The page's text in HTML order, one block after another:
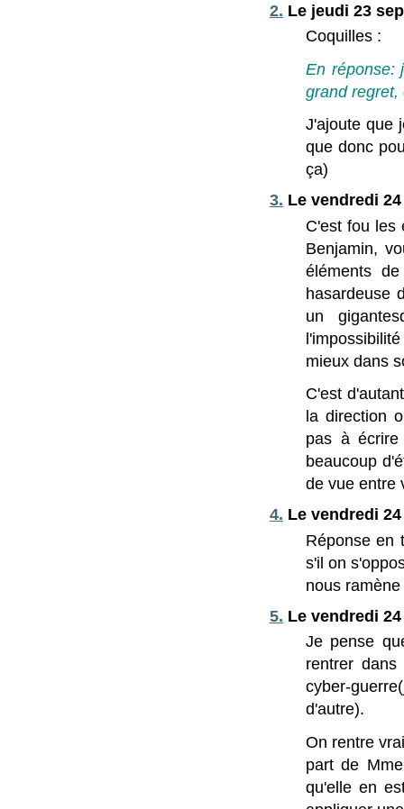
2. Le jeudi 23
Coquilles :
En réponse:
grand
J'ajoute que
que donc
ça)
3. Le vendredi
C'est fou les
Benjamin,
éléments
hasardeuse
un
mieux dans
C'est
la direction
pas à écrire
beaucoup
de vue entre
4. Le vendredi
Réponse en
s'il on
nous
5. Le vendredi
Je pense
rentrer
cyber-
d'autre).
On rentre
part de
qu'elle en